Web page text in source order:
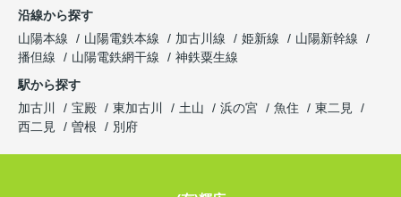
沿線から探す
山陽本線
山陽電鉄本線 加古川線 姫新線
山陽新幹線
播但線
山陽電鉄網干線
神鉄粟生線
駅から探す
加古川
宝殿 東加古川 土山 浜の宮 魚住
東二見
西二見
曽根 別府